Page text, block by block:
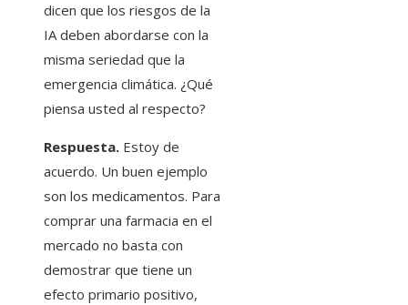
dicen que los riesgos de la
IA deben abordarse con la
misma seriedad que la
emergencia climática. ¿Qué
piensa usted al respecto?
Respuesta. Estoy de
acuerdo. Un buen ejemplo
son los medicamentos. Para
comprar una farmacia en el
mercado no basta con
demostrar que tiene un
efecto primario positivo,